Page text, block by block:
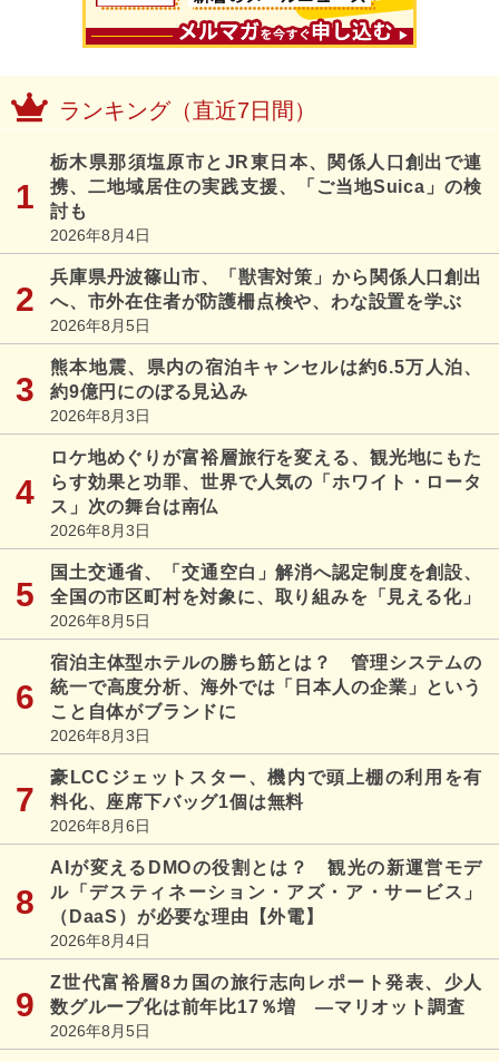
ランキング（直近7日間）
栃木県那須塩原市とJR東日本、関係人口創出で連
携、二地域居住の実践支援、「ご当地Suica」の検
討も
2026年8月4日
兵庫県丹波篠山市、「獣害対策」から関係人口創出
へ、市外在住者が防護柵点検や、わな設置を学ぶ
2026年8月5日
熊本地震、県内の宿泊キャンセルは約6.5万人泊、
約9億円にのぼる見込み
2026年8月3日
ロケ地めぐりが富裕層旅行を変える、観光地にもた
らす効果と功罪、世界で人気の「ホワイト・ロータ
ス」次の舞台は南仏
2026年8月3日
国土交通省、「交通空白」解消へ認定制度を創設、
全国の市区町村を対象に、取り組みを「見える化」
2026年8月5日
宿泊主体型ホテルの勝ち筋とは？ 管理システムの
統一で高度分析、海外では「日本人の企業」という
こと自体がブランドに
2026年8月3日
豪LCCジェットスター、機内で頭上棚の利用を有
料化、座席下バッグ1個は無料
2026年8月6日
AIが変えるDMOの役割とは？ 観光の新運営モデ
ル「デスティネーション・アズ・ア・サービス」
（DaaS）が必要な理由【外電】
2026年8月4日
Z世代富裕層8カ国の旅行志向レポート発表、少人
数グループ化は前年比17％増 ―マリオット調査
2026年8月5日